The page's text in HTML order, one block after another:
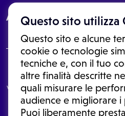
Questo sito utilizza
Questo sito e alcune
cookie o tecnologie
tecniche e, con il tuo
altre finalità descritte
quali misurare le
audience e migliorare i
Puoi liberamente
About
Le informazioni proposte in questo
In nessun caso, queste
visita o una diagnosi formulata dal
le informazioni disponibili come
una diagnosi, la determinazione di
sospensione di un farmaco senza